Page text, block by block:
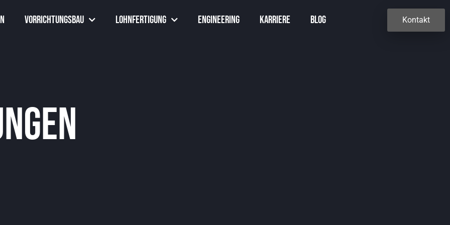
Vorrichtungsbau Lohnfertigung Engineering Karriere Blog Kontakt